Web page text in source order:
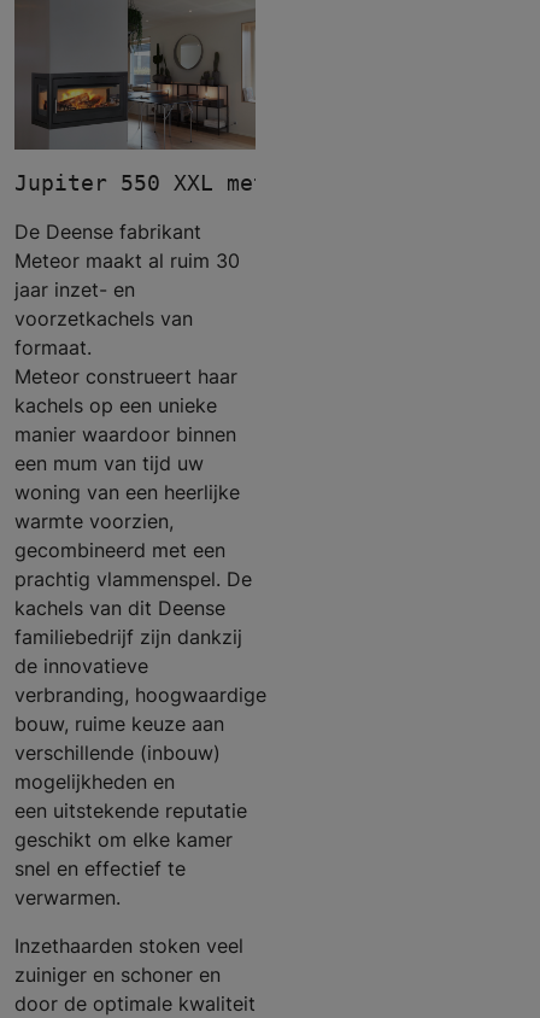
Jupiter 550 XXL met 2 zijruiten
De Deense fabrikant
Meteor maakt al ruim 30
jaar inzet- en
voorzetkachels van
formaat.
Meteor construeert haar
kachels op een unieke
manier waardoor binnen
een mum van tijd uw
woning van een heerlijke
warmte voorzien,
gecombineerd met een
prachtig vlammenspel. De
kachels van dit Deense
familiebedrijf zijn dankzij
de innovatieve
verbranding, hoogwaardige
bouw, ruime keuze aan
verschillende (inbouw)
mogelijkheden en
een uitstekende reputatie
geschikt om elke kamer
snel en effectief te
verwarmen.
Inzethaarden stoken veel
zuiniger en schoner en
door de optimale kwaliteit